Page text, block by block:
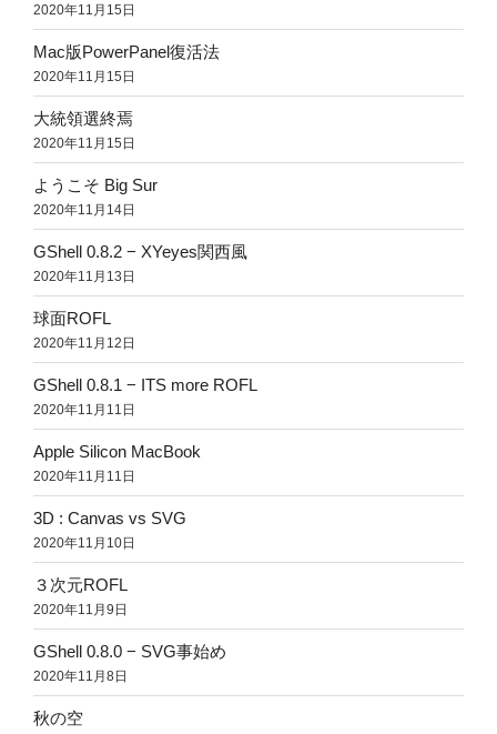
2020年11月15日
Mac版PowerPanel復活法
2020年11月15日
大統領選終焉
2020年11月15日
ようこそ Big Sur
2020年11月14日
GShell 0.8.2 − XYeyes関西風
2020年11月13日
球面ROFL
2020年11月12日
GShell 0.8.1 − ITS more ROFL
2020年11月11日
Apple Silicon MacBook
2020年11月11日
3D : Canvas vs SVG
2020年11月10日
３次元ROFL
2020年11月9日
GShell 0.8.0 − SVG事始め
2020年11月8日
秋の空